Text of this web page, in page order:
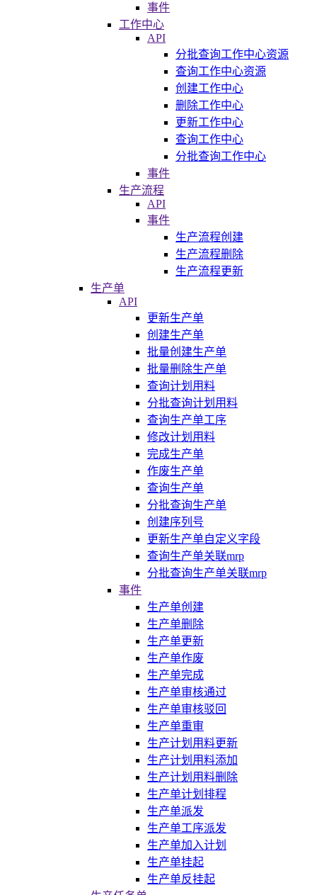
事件
工作中心
API
分批查询工作中心资源
查询工作中心资源
创建工作中心
删除工作中心
更新工作中心
查询工作中心
分批查询工作中心
事件
生产流程
API
事件
生产流程创建
生产流程删除
生产流程更新
生产单
API
更新生产单
创建生产单
批量创建生产单
批量删除生产单
查询计划用料
分批查询计划用料
查询生产单工序
修改计划用料
完成生产单
作废生产单
查询生产单
分批查询生产单
创建序列号
更新生产单自定义字段
查询生产单关联mrp
分批查询生产单关联mrp
事件
生产单创建
生产单删除
生产单更新
生产单作废
生产单完成
生产单审核通过
生产单审核驳回
生产单重审
生产计划用料更新
生产计划用料添加
生产计划用料删除
生产单计划排程
生产单派发
生产单工序派发
生产单加入计划
生产单挂起
生产单反挂起